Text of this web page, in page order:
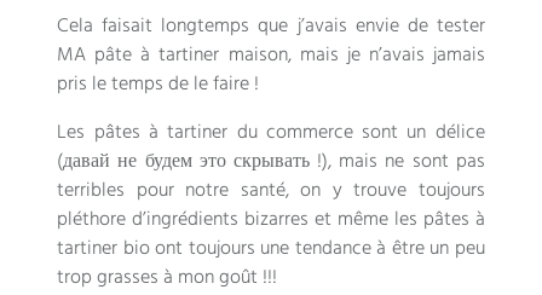
Cela faisait longtemps que j’avais envie de tester
MA pâte à tartiner maison, mais je n’avais jamais
pris le temps de le faire!
Les pâtes à tartiner du commerce sont un délice
(давай не будем это скрывать !), mais ne sont pas
terribles pour notre santé,on y trouve toujours
pléthore d’ingrédients bizarres et même les pâtes à
tartiner bio ont toujours une tendance à être un peu
trop grasses à mon goût !!!